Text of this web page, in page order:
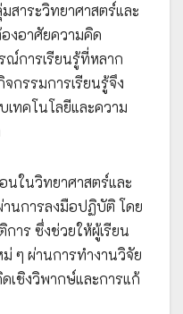
สาระวิทยาศาสตร์และ
งอาศัยความคิด
ณ์การเรียนรู้ที่หลาก
กรรมการเรียนรู้จึง
ทคโนโลยีและความ
นในวิทยาศาสตร์และ
านการลงมือปฏิบัติ โดย
าร ซึ่งช่วยให้ผู้เรียน
ๆ ผ่านการทำงานวิจัย
เชิงวิพากษ์และการแก้